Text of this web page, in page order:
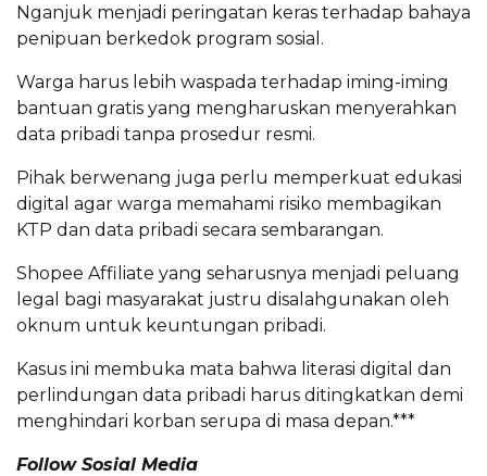
Nganjuk menjadi peringatan keras terhadap bahaya
penipuan berkedok program sosial.
Warga harus lebih waspada terhadap iming-iming
bantuan gratis yang mengharuskan menyerahkan
data pribadi tanpa prosedur resmi.
Pihak berwenang juga perlu memperkuat edukasi
digital agar warga memahami risiko membagikan
KTP dan data pribadi secara sembarangan.
Shopee Affiliate yang seharusnya menjadi peluang
legal bagi masyarakat justru disalahgunakan oleh
oknum untuk keuntungan pribadi.
Kasus ini membuka mata bahwa literasi digital dan
perlindungan data pribadi harus ditingkatkan demi
menghindari korban serupa di masa depan.***
Follow Sosial Media